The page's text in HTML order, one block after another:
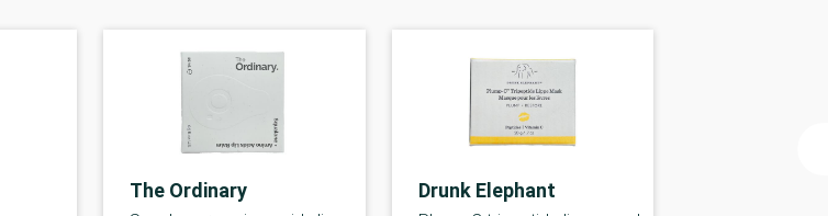
The Ordinary Drunk Elephant